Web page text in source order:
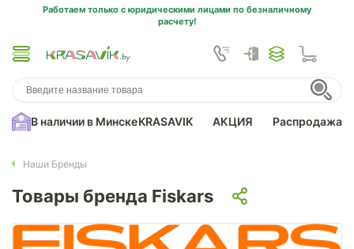
Работаем только с юридическими лицами по безналичному
расчету!
В наличии в МинскеKRASAVIK АКЦИЯ Распродажа
Наши Бренды
Товары бренда Fiskars